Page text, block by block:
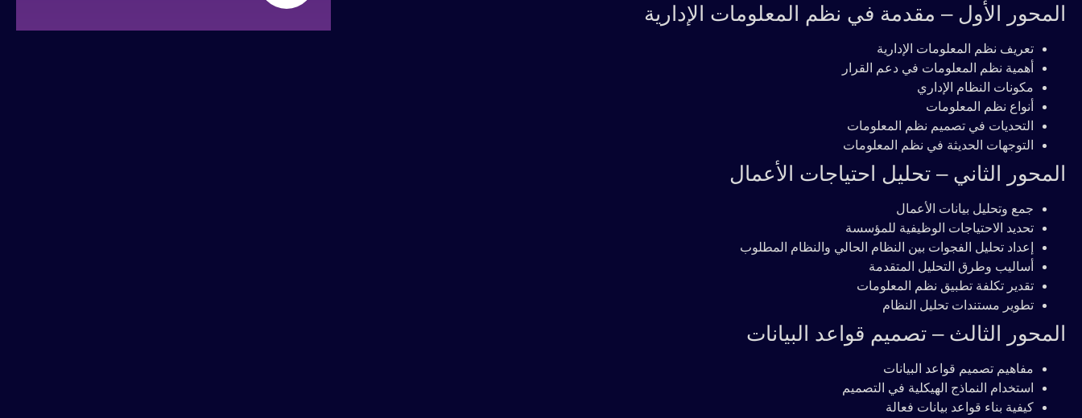
المحور الأول – مقدمة في نظم المعلومات الإدارية
تعريف نظم المعلومات الإدارية
أهمية نظم المعلومات في دعم القرار
مكونات النظام الإداري
أنواع نظم المعلومات
التحديات في تصميم نظم المعلومات
التوجهات الحديثة في نظم المعلومات
المحور الثاني – تحليل احتياجات الأعمال
جمع وتحليل بيانات الأعمال
تحديد الاحتياجات الوظيفية للمؤسسة
إعداد تحليل الفجوات بين النظام الحالي والنظام المطلوب
أساليب وطرق التحليل المتقدمة
تقدير تكلفة تطبيق نظم المعلومات
تطوير مستندات تحليل النظام
المحور الثالث – تصميم قواعد البيانات
مفاهيم تصميم قواعد البيانات
استخدام النماذج الهيكلية في التصميم
كيفية بناء قواعد بيانات فعالة